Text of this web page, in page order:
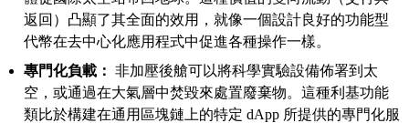
返回）凸顯了其全面的效用，就像一個設計良好的功能型
代幣在去中心化應用程式中促進各種操作一樣。
專門化負載： 非加壓後艙可以將科學實驗設備佈署到太
空，或通過在大氣層中焚毀來處置廢棄物。這種利基功能
類比於構建在通用區塊鏈上的特定 dApp 所提供的專門化服